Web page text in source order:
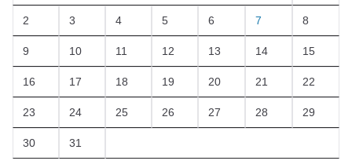
2 3 4 5 6 7 8
9 10 11 12 13 14 15
16 17 18 19 20 21 22
23 24 25 26 27 28 29
30 31